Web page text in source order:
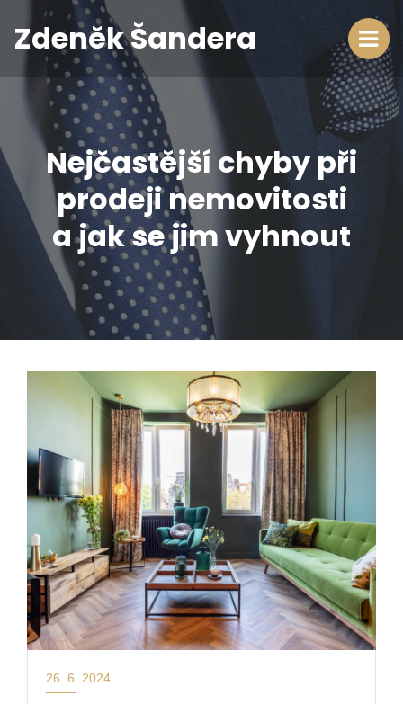
Zdeněk Šandera
Nejčastější chyby při
prodeji nemovitosti
a jak se jim vyhnout
26. 6. 2024